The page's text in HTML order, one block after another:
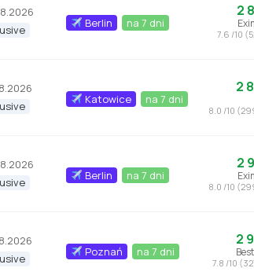
Berlin na 7 dni
2
7.6 /10
Katowice na 7 dni
2
8.0 /10
Berlin na 7 dni
2
8.0 /10
Poznań na 7 dni
2
7.8 /10